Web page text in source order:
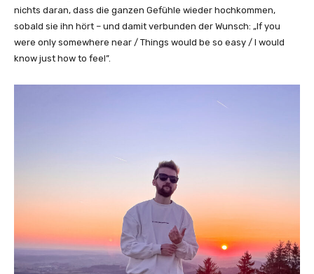
nichts daran, dass die ganzen Gefühle wieder hochkommen,
sobald sie ihn hört – und damit verbunden der Wunsch: „If you
were only somewhere near / Things would be so easy / I would
know just how to feel”.